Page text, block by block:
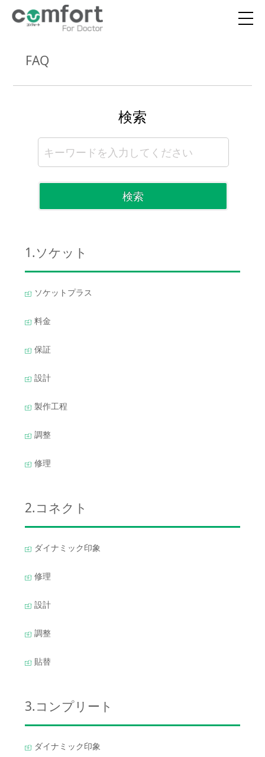
FAQ
検索
検索
1.ソケット
ソケットプラス
料金
保証
設計
製作工程
調整
修理
2.コネクト
ダイナミック印象
修理
設計
調整
貼替
3.コンプリート
ダイナミック印象